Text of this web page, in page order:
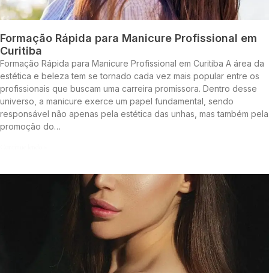
Formação Rápida para Manicure Profissional em
Curitiba
Formação Rápida para Manicure Profissional em Curitiba A área da
estética e beleza tem se tornado cada vez mais popular entre os
profissionais que buscam uma carreira promissora. Dentro desse
universo, a manicure exerce um papel fundamental, sendo
responsável não apenas pela estética das unhas, mas também pela
promoção do…